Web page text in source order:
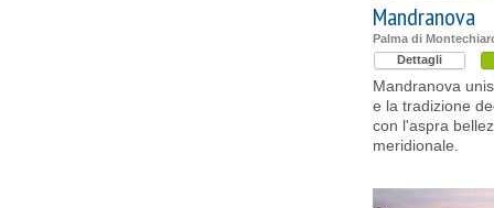
Mandranova
Palma di
Dettagli
Mandranova
e la tradizione
con l'aspra
meridionale.